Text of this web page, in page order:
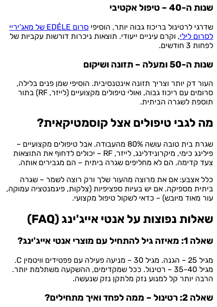
שנות ה-40 – טיפול אקטיבי
שדרגי לרטינול בריכוז גבוה יותר, הוסיפי
סרום EDÉLE של מאג'יריי
לסרום לילי, וקרם עיניים ייעודי. תוצאות ניכרות דורשות עקביות של
לפחות 3 חודשים.
שנות ה-50 ומעלה – תזונה ושיקום
העור דק יותר וצריך תזונה אינטנסיבית. הוסיפי שמן פנים בלילה,
סרומים עם ריכוז גבוה, ואולי טיפולים מקצועיים (לייזר, RF) בתור
תוספת לשגרה הביתית.
מה לגבי טיפולים אצל קוסמטיקאית?
שגרת בית טובה עושה 80% מהעבודה. אבל טיפולים מקצועיים –
פילינג כימי, מיקרונידלינג, לייזר, RF – יכולים לדחוף את התוצאות
צעד קדימה. הם לא מחליפים שגרה ביתית – הם מגבירים אותה.
כלל אצבע: אם את מרוצה מהעור שלך ורק רוצה לשמר – שגרה
ביתית מספיקה. אם יש בעיות ספציפיות (צלקות, פיגמנטציה עמוקה,
עור מאוד מיובש) – כדאי לשקול טיפול מקצועי.
שאלות נפוצות על אנטי אייג'ינג (FAQ)
שאלה 1: מאיזה גיל להתחיל עם מוצרי אנטי אייג'ינג?
מגיל 25 – הגנה. מגיל 30 – מניעה פעילה עם פפטידים וויטמין C.
מגיל 35-40 – רטינול. ככל שמקדימים, ההשקעה משתלמת יותר.
הרבה יותר קל למנוע נזק מלתקן נזק שנעשה.
שאלה 2: רטינול – ממה לפחד ואיך מתחילים?